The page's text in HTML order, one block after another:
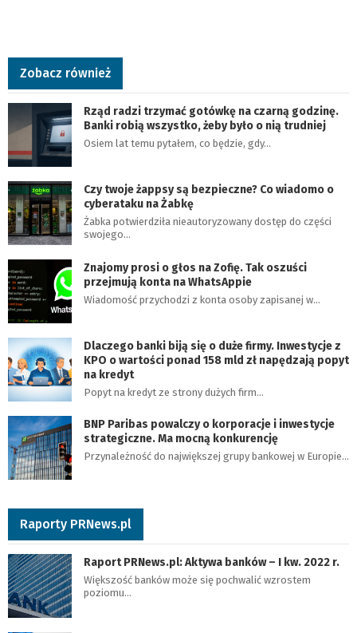
Zobacz również
Rząd radzi trzymać gotówkę na czarną godzinę.
Banki robią wszystko, żeby było o nią trudniej
Osiem lat temu pytałem, co będzie, gdy…
Czy twoje żappsy są bezpieczne? Co wiadomo o
cyberataku na Żabkę
Żabka potwierdziła nieautoryzowany dostęp do części
swojego…
Znajomy prosi o głos na Zofię. Tak oszuści
przejmują konta na WhatsAppie
Wiadomość przychodzi z konta osoby zapisanej w…
Dlaczego banki biją się o duże firmy. Inwestycje z
KPO o wartości ponad 158 mld zł napędzają popyt
na kredyt
Popyt na kredyt ze strony dużych firm…
BNP Paribas powalczy o korporacje i inwestycje
strategiczne. Ma mocną konkurencję
Przynależność do największej grupy bankowej w Europie…
Raporty PRNews.pl
Raport PRNews.pl: Aktywa banków – I kw. 2022 r.
Większość banków może się pochwalić wzrostem
poziomu…